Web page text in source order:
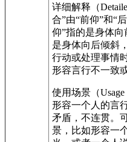
详细解释（
合”由“前仰”和“
仰”指的是身体向
是身体向后倾斜
行动或处理事情
形容言行不一致
使用场景（
形容一个人的言
矛盾，不连贯。
景，比如形容一